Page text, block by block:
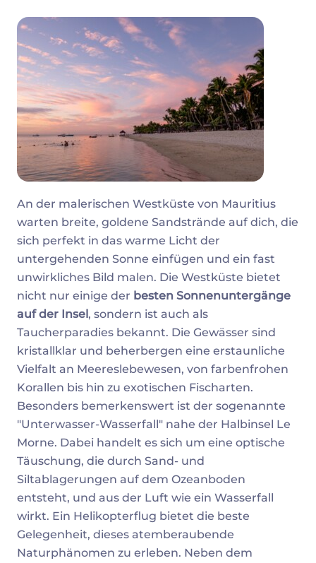
An der malerischen Westküste von Mauritius
warten breite, goldene Sandstrände auf dich, die
sich perfekt in das warme Licht der
untergehenden Sonne einfügen und ein fast
unwirkliches Bild malen. Die Westküste bietet
nicht nur einige der besten Sonnenuntergänge
auf der Insel, sondern ist auch als
Taucherparadies bekannt. Die Gewässer sind
kristallklar und beherbergen eine erstaunliche
Vielfalt an Meereslebewesen, von farbenfrohen
Korallen bis hin zu exotischen Fischarten.
Besonders bemerkenswert ist der sogenannte
"Unterwasser-Wasserfall" nahe der Halbinsel Le
Morne. Dabei handelt es sich um eine optische
Täuschung, die durch Sand- und
Siltablagerungen auf dem Ozeanboden
entsteht, und aus der Luft wie ein Wasserfall
wirkt. Ein Helikopterflug bietet die beste
Gelegenheit, dieses atemberaubende
Naturphänomen zu erleben. Neben dem